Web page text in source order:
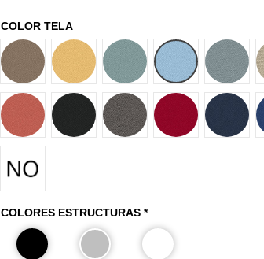
COLOR TELA
T27
T37 T58 T61 T64
T77 T82 T84 T85 T87
COLORES ESTRUCTURAS *